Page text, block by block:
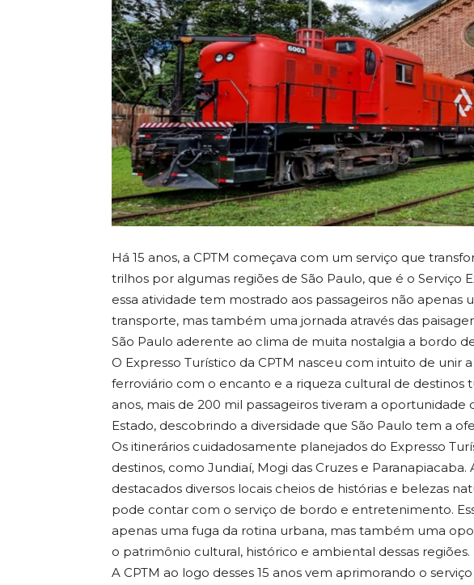
Há 15 anos, a CPTM começava com um serviço que
trilhos por algumas regiões de São Paulo, que é o Serviço
essa atividade tem mostrado aos passageiros não apenas
transporte, mas também uma jornada através das
São Paulo aderente ao clima de muita nostalgia a bordo
O Expresso Turístico da CPTM nasceu com intuito de unir
ferroviário com o encanto e a riqueza cultural de destinos
anos, mais de 200 mil passageiros tiveram a
Estado, descobrindo a diversidade que São Paulo tem a
Os itinerários cuidadosamente planejados do Expresso
destinos, como Jundiaí, Mogi das Cruzes e Paranapiacaba.
destacados diversos locais cheios de histórias e belezas
pode contar com o serviço de bordo e entretenimento.
apenas uma fuga da rotina urbana, mas também uma
o patrimônio cultural, histórico e ambiental dessas regiões.
A CPTM ao logo desses 15 anos vem aprimorando o